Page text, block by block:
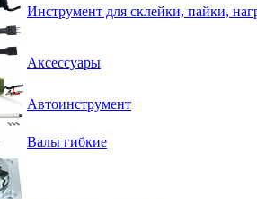
Инструмент для склейки, пайки,
Аксессуары
Автоинструмент
Валы гибкие